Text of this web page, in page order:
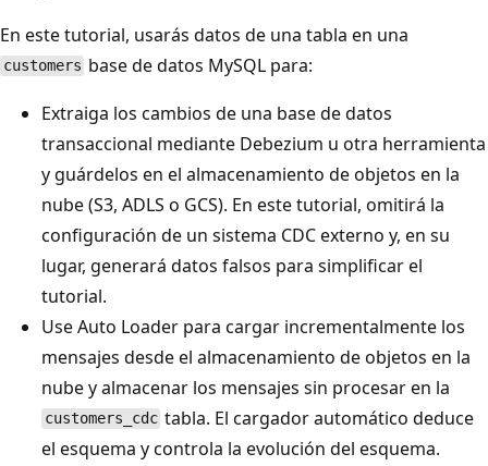
En este tutorial, usarás datos de una tabla en una
customers base de datos MySQL para:
Extraiga los cambios de una base de datos
transaccional mediante Debezium u otra herramienta
y guárdelos en el almacenamiento de objetos en la
nube (S3, ADLS o GCS). En este tutorial, omitirá la
configuración de un sistema CDC externo y, en su
lugar, generará datos falsos para simplificar el
tutorial.
Use Auto Loader para cargar incrementalmente los
mensajes desde el almacenamiento de objetos en la
nube y almacenar los mensajes sin procesar en la
customers_cdc tabla. El cargador automático deduce
el esquema y controla la evolución del esquema.